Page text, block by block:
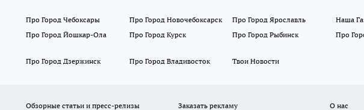
Про Город Чебоксары Про Город Новочебоксарск Про Город Ярославль Наша
Про Город Йошкар-Ола
Про Город Курск Про Город Рыбинск Про
Про Город Дзержинск
Про Город Владивосток Твои Новости
Обзорные статьи и пресс-релизы Заказать рекламу О нас